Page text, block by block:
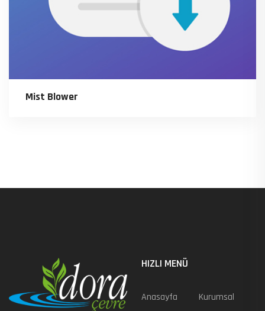
Mist Blower
HIZLI MENÜ
Anasayfa
Kurumsal